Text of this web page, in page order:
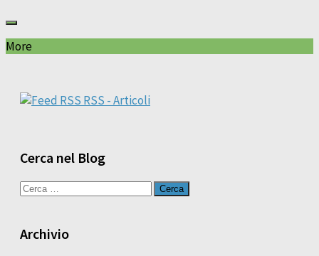
More
RSS - Articoli
Cerca nel Blog
Ricerca
Archivio